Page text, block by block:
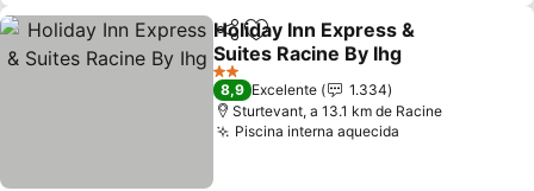
PartilharAdicionar aos favoritos
Holiday Inn Express &
Suites Racine By Ihg
2 Estrelas
8,9 Excelente
1.334
Sturtevant, a 13.1 km de Racine
Piscina interna aquecida